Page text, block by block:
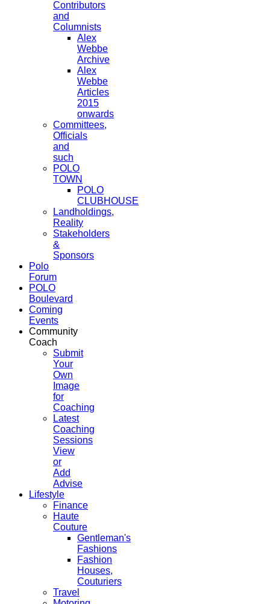
Contributors
and
Columnists
Alex
Webbe
Archive
Alex
Webbe
Articles
2015
onwards
Committees,
Officials
and
such
POLO
TOWN
POLO
CLUBHOUSE
Landholdings,
Reality
Stakeholders
&
Sponsors
Polo
Forum
POLO
Boulevard
Coming
Events
Community
Coach
Submit
Your
Own
Image
for
Coaching
Latest
Coaching
Sessions
View
or
Add
Advise
Lifestyle
Finance
Haute
Couture
Gentleman's
Fashions
Fashion
Houses,
Couturiers
Travel